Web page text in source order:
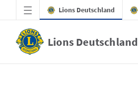
Zum Hauptinhalt springen
Lions Deutschland
Lions Deutschland